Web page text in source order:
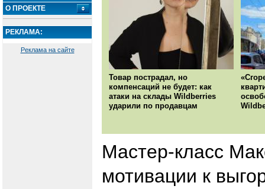
О ПРОЕКТЕ
РЕКЛАМА:
Реклама на сайте
Товар пострадал, но
компенсаций не будет: как
атаки на склады Wildberries
ударили по продавцам
Мастер-класс
мотивации к